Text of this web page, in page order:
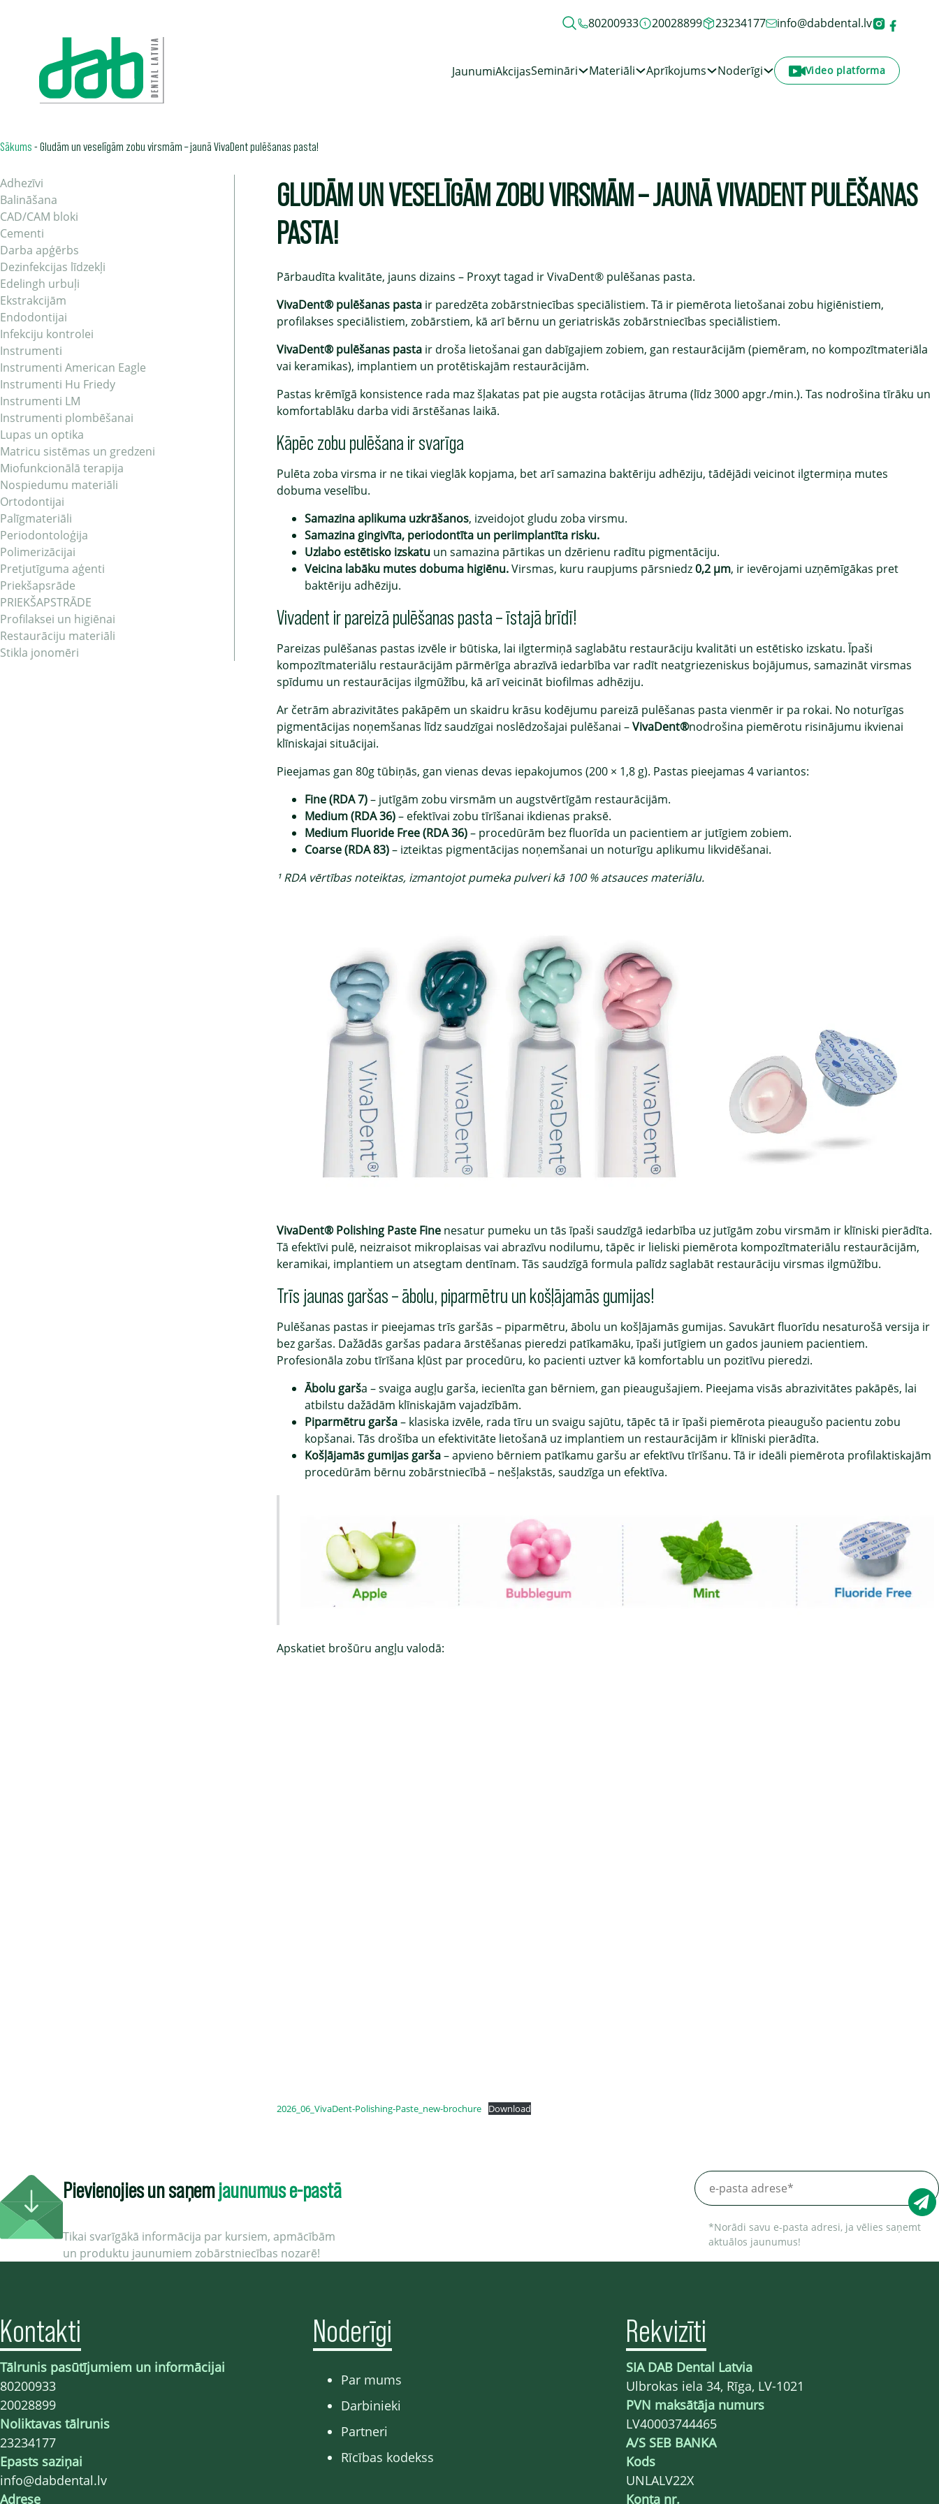
80200933 20028899 23234177 info@dabdental.lv
JaunumiAkcijasSemināri Materiāli Aprīkojums Noderīgi Video platforma
Sākums-Gludām un veselīgām zobu virsmām – jaunā VivaDent pulēšanas pasta!
Adhezīvi
Balināšana
CAD/CAM bloki
Cementi
Darba apģērbs
Dezinfekcijas līdzekļi
Edelingh urbuļi
Ekstrakcijām
Endodontijai
Infekciju kontrolei
Instrumenti
Instrumenti American Eagle
Instrumenti Hu Friedy
Instrumenti LM
Instrumenti plombēšanai
Lupas un optika
Matricu sistēmas un gredzeni
Miofunkcionālā terapija
Nospiedumu materiāli
Ortodontijai
Palīgmateriāli
Periodontoloģija
Polimerizācijai
Pretjutīguma aģenti
Priekšapsrāde
PRIEKŠAPSTRĀDE
Profilaksei un higiēnai
Restaurāciju materiāli
Stikla jonomēri
GLUDĀM UN VESELĪGĀM ZOBU VIRSMĀM – JAUNĀ VIVADENT PULĒŠANAS
PASTA!
Pārbaudīta kvalitāte, jauns dizains – Proxyt tagad ir VivaDent® pulēšanas pasta.
VivaDent® pulēšanas pasta ir paredzēta zobārstniecības speciālistiem. Tā ir piemērota lietošanai zobu higiēnistiem,
profilakses speciālistiem, zobārstiem, kā arī bērnu un geriatriskās zobārstniecības speciālistiem.
VivaDent® pulēšanas pasta ir droša lietošanai gan dabīgajiem zobiem, gan restaurācijām (piemēram, no kompozītmateriāla
vai keramikas), implantiem un protētiskajām restaurācijām.
Pastas krēmīgā konsistence rada maz šļakatas pat pie augsta rotācijas ātruma (līdz 3000 apgr./min.). Tas nodrošina tīrāku un
komfortablāku darba vidi ārstēšanas laikā.
Kāpēc zobu pulēšana ir svarīga
Pulēta zoba virsma ir ne tikai vieglāk kopjama, bet arī samazina baktēriju adhēziju, tādējādi veicinot ilgtermiņa mutes
dobuma veselību.
Samazina aplikuma uzkrāšanos, izveidojot gludu zoba virsmu.
Samazina gingivīta, periodontīta un periimplantīta risku.
Uzlabo estētisko izskatu un samazina pārtikas un dzērienu radītu pigmentāciju.
Veicina labāku mutes dobuma higiēnu.Virsmas, kuru raupjums pārsniedz0,2 μm, ir ievērojami uzņēmīgākas pret
baktēriju adhēziju.
Vivadent ir pareizā pulēšanas pasta – īstajā brīdī!
Pareizas pulēšanas pastas izvēle ir būtiska, lai ilgtermiņā saglabātu restaurāciju kvalitāti un estētisko izskatu. Īpaši
kompozītmateriālu restaurācijām pārmērīga abrazīvā iedarbība var radīt neatgriezeniskus bojājumus, samazināt virsmas
spīdumu un restaurācijas ilgmūžību, kā arī veicināt biofilmas adhēziju.
Ar četrām abrazivitātes pakāpēm un skaidru krāsu kodējumu pareizā pulēšanas pasta vienmēr ir pa rokai. No noturīgas
pigmentācijas noņemšanas līdz saudzīgai noslēdzošajai pulēšanai –VivaDent®nodrošina piemērotu risinājumu ikvienai
klīniskajai situācijai.
Pieejamas gan 80g tūbiņās, gan vienas devas iepakojumos (200 × 1,8 g). Pastas pieejamas 4 variantos:
Fine (RDA 7)– jutīgām zobu virsmām un augstvērtīgām restaurācijām.
Medium (RDA 36)– efektīvai zobu tīrīšanai ikdienas praksē.
Medium Fluoride Free (RDA 36)– procedūrām bez fluorīda un pacientiem ar jutīgiem zobiem.
Coarse (RDA 83)– izteiktas pigmentācijas noņemšanai un noturīgu aplikumu likvidēšanai.
¹ RDA vērtības noteiktas, izmantojot pumeka pulveri kā 100 % atsauces materiālu.
VivaDent® Polishing Paste Fine nesatur pumeku un tās īpaši saudzīgā iedarbība uz jutīgām zobu virsmām ir klīniski pierādīta.
Tā efektīvi pulē, neizraisot mikroplaisas vai abrazīvu nodilumu, tāpēc ir lieliski piemērota kompozītmateriālu restaurācijām,
keramikai, implantiem un atsegtam dentīnam. Tās saudzīgā formula palīdz saglabāt restaurāciju virsmas ilgmūžību.
Trīs jaunas garšas – ābolu, piparmētru un košļājamās gumijas!
Pulēšanas pastas ir pieejamas trīs garšās – piparmētru, ābolu un košļājamās gumijas. Savukārt fluorīdu nesaturošā versija ir
bez garšas. Dažādās garšas padara ārstēšanas pieredzi patīkamāku, īpaši jutīgiem un gados jauniem pacientiem.
Profesionāla zobu tīrīšana kļūst par procedūru, ko pacienti uztver kā komfortablu un pozitīvu pieredzi.
Ābolu garša – svaiga augļu garša, iecienīta gan bērniem, gan pieaugušajiem. Pieejama visās abrazivitātes pakāpēs, lai
atbilstu dažādām klīniskajām vajadzībām.
Piparmētru garša– klasiska izvēle, rada tīru un svaigu sajūtu, tāpēc tā ir īpaši piemērota pieaugušo pacientu zobu
kopšanai. Tās drošība un efektivitāte lietošanā uz implantiem un restaurācijām ir klīniski pierādīta.
Košļājamās gumijas garša– apvieno bērniem patīkamu garšu ar efektīvu tīrīšanu. Tā ir ideāli piemērota profilaktiskajām
procedūrām bērnu zobārstniecībā – nešļakstās, saudzīga un efektīva.
Apskatiet brošūru angļu valodā:
2026_06_VivaDent-Polishing-Paste_new-brochure Download
Pievienojies un saņemjaunumus e-pastā
Tikai svarīgākā informācija par kursiem, apmācībām
un produktu jaunumiem zobārstniecības nozarē!
*Norādi savu e-pasta adresi, ja vēlies saņemt
aktuālos jaunumus!
Kontakti
Tālrunis pasūtījumiem un informācijai
80200933
20028899
Noliktavas tālrunis
23234177
Epasts saziņai
info@dabdental.lv
Adrese
Noderīgi
Par mums
Darbinieki
Partneri
Rīcības kodekss
Rekvizīti
SIA DAB Dental Latvia
Ulbrokas iela 34, Rīga, LV-1021
PVN maksātāja numurs
LV40003744465
A/S SEB BANKA
Kods
UNLALV22X
Konta nr.